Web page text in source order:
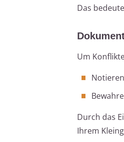
Das
Um
Durch das
Ihrem